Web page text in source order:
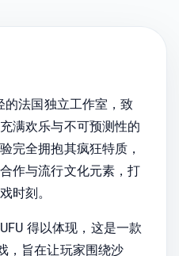
法国独立工作室，致
满欢乐与不可预测性的
完全拥抱其疯狂特质，
作与流行文化元素，打
时刻。
得以体现，这是一款
，旨在让玩家围绕沙